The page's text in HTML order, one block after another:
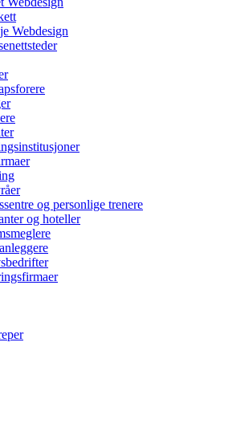
Webdesign
og personlige trenere
og hoteller